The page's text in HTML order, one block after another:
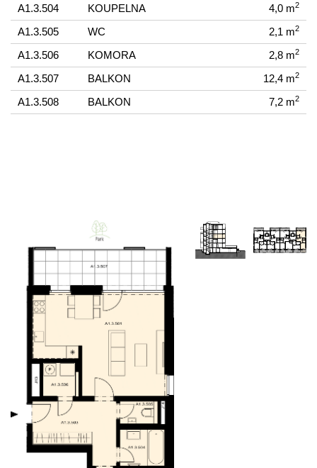
A1.3.504 KOUPELNA 4,0 m2
A1.3.505 WC 2,1 m2
A1.3.506 KOMORA 2,8 m2
A1.3.507 BALKON 12,4 m2
A1.3.508 BALKON 7,2 m2